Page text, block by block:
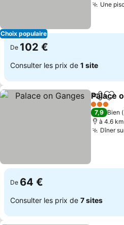
Choix populaire
Une
De 102 €
Consulter les prix de 1 site
Partager
Palace
3 Étoiles
7,9 Bien
à 4.6
Dîner
De 64 €
Consulter les prix de 7 sites